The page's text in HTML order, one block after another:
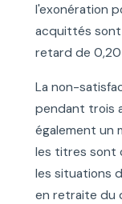
l'exonération
acquittés sont
retard de 0,20
La non-
pendant trois
également un
les titres sont
les situations
en retraite du